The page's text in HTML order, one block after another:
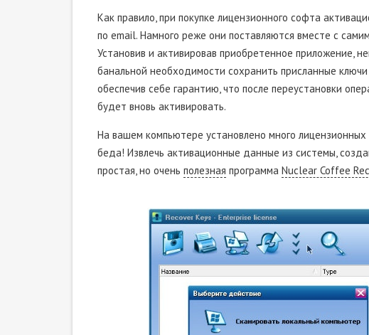
Как правило, при покупке лицензионного софта
по email. Намного реже они поставляются вместе с
Установив и активировав приобретенное приложение,
банальной необходимости сохранить присланные
обеспечив себе гарантию, что после переустановки
будет вновь активировать.
На вашем компьютере установлено много
беда! Извлечь активационные данные из системы,
простая, но очень полезная программа Nuclear Coffee